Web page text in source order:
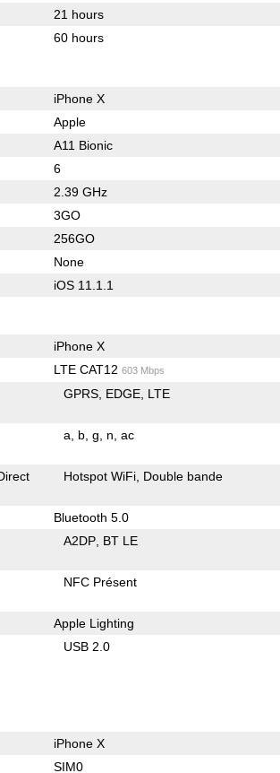
21 hours
60 hours
iPhone X
Apple
A11 Bionic
6
2.39 GHz
3GO
256GO
None
iOS 11.1.1
iPhone X
LTE CAT12 603 Mbps
GPRS EDGE LTE
a b g n ac
Hotspot WiFi Double bande
Bluetooth 5.0
A2DP BT LE
NFC Présent
Apple Lighting
USB 2.0
iPhone X
SIM0